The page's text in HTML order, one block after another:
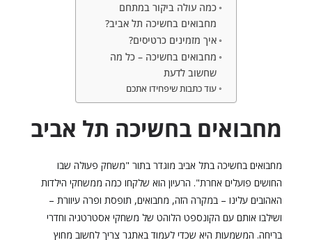
כמה עולה ביקור במתחם
מחבואים בחשיכה תל אביב?
איך מזמינים כרטיסים?
מחבואים בחשיכה – כל מה
שחשוב לדעת
עוד כתבות שיפחידו אתכם
מחבואים בחשיכה תל אביב
מחבואים בחשיכה בתל אביב מוגדר בתור "משחק פעולה שבו
החושים פועלים אחרת". הרעיון הוא שלקחו כמה ממשחקי הילדות
האהובים עלינו – במקרה הזה, מחבואים, תופסת ופרה עיוורת –
ושילבו אותם עם הקונספט הלוהט של משחקי אסטרטגיה וחדרי
בריחה. המשמעות היא שכדי לעמוד באתגר צריך לחשוב מחוץ